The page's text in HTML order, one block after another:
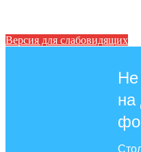
Версия для слабовидящих
на